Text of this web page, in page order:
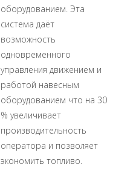
оборудованием. Эта
система даёт
возможность
одновременного
управления движением и
работой навесным
оборудованием что на 30
% увеличивает
производительность
оператора и позволяет
экономить топливо.